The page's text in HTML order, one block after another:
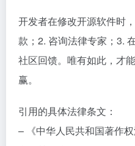
开发者在修改开源软件时
款；2. 咨询法律专家；3.
社区回馈。唯有如此，才
赢。
引用的具体法律条文：
– 《中华人民共和国著作